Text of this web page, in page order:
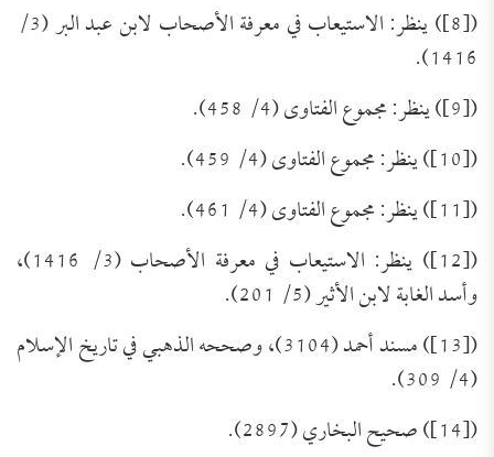
([8]) ينظر: الاستيعاب في معرفة الأصحاب لابن عبد البر (3/
1416).
([9]) ينظر: مجموع الفتاوى (4/ 458).
([10]) ينظر: مجموع الفتاوى (4/ 459).
([11]) ينظر: مجموع الفتاوى (4/ 461).
([12]) ينظر: الاستيعاب في معرفة الأصحاب (3/ 1416)،
وأسد الغابة لابن الأثير (5/ 201).
([13]) مسند أحمد (3104)، وصححه الذهبي في تاريخ الإسلام
(4/ 309).
([14]) صحيح البخاري (2897).